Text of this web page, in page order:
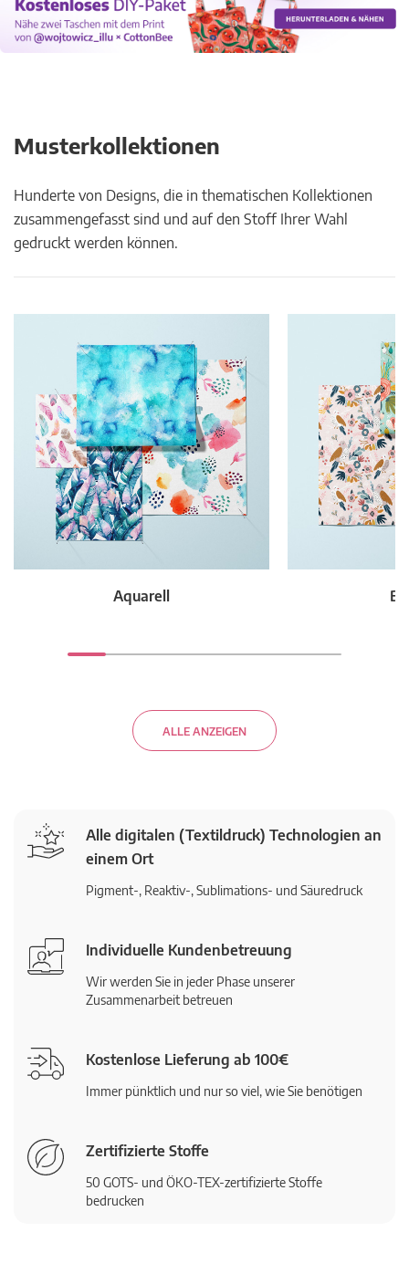
Musterkollektionen
Hunderte von Designs, die in thematischen Kollektionen
zusammengefasst sind und auf den Stoff Ihrer Wahl
gedruckt werden können.
Aquarell
ALLE ANZEIGEN
Alle digitalen (Textildruck) Technologien an
einem Ort
Pigment-, Reaktiv-, Sublimations- und Säuredruck
Individuelle Kundenbetreuung
Wir werden Sie in jeder Phase unserer
Zusammenarbeit betreuen
Kostenlose Lieferung ab 100€
Immer pünktlich und nur so viel, wie Sie benötigen
Zertifizierte Stoffe
50 GOTS- und ÖKO-TEX-zertifizierte Stoffe
bedrucken